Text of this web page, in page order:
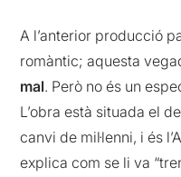
A l’anterior producció
romàntic; aquesta
mal. Però no és un
L’obra està situada el
canvi de mil·lenni, i és
explica com se li va